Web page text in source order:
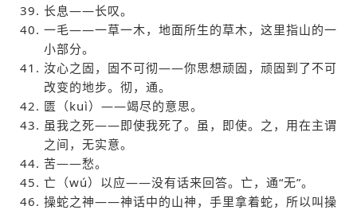
长息——长叹。
一毛——一草一木，地面所生的草木，这里指山的一
小部分。
汝心之固，固不可彻——你思想顽固，顽固到了不可
改变的地步。彻，通。
匮（kuì）——竭尽的意思。
虽我之死——即使我死了。虽，即使。之，用在主谓
之间，无实意。
苦——愁。
亡（wú）以应——没有话来回答。亡，通“无”。
操蛇之神——神话中的山神，手里拿着蛇，所以叫操